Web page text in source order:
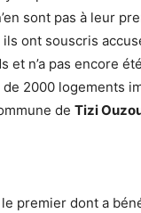
sont pas à leur
ont souscris
et n’a pas encore
de 2000 logements
de Tizi
premier dont a